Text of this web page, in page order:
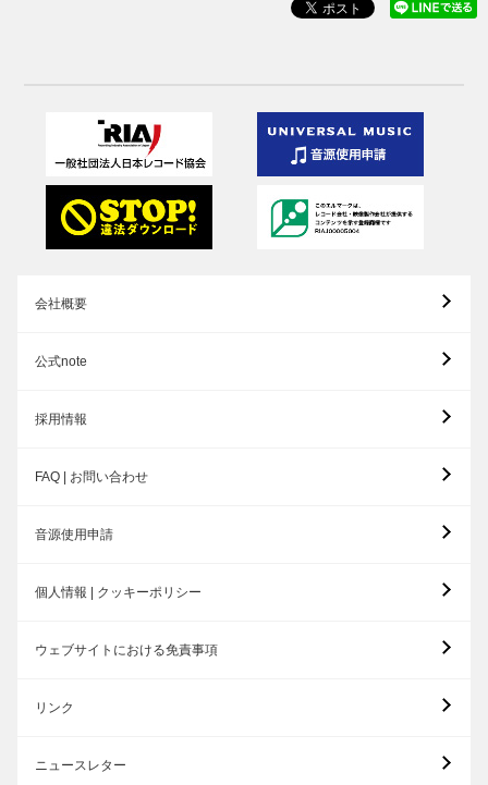
会社概要
公式note
採用情報
FAQ | お問い合わせ
音源使用申請
個人情報 | クッキーポリシー
ウェブサイトにおける免責事項
リンク
ニュースレター